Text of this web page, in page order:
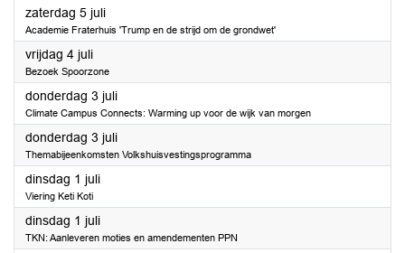
zaterdag 5 juli2025
Academie Fraterhuis 'Trump en de strijd om de grondwet'
vrijdag 4 juli2025
Bezoek Spoorzone
donderdag 3 juli2025
Climate Campus Connects: Warming up voor de wijk van morgen
donderdag 3 juli2025
Themabijeenkomsten Volkshuisvestingsprogramma
dinsdag 1 juli2025
Viering Keti Koti
dinsdag 1 juli2025
TKN: Aanleveren moties en amendementen PPN